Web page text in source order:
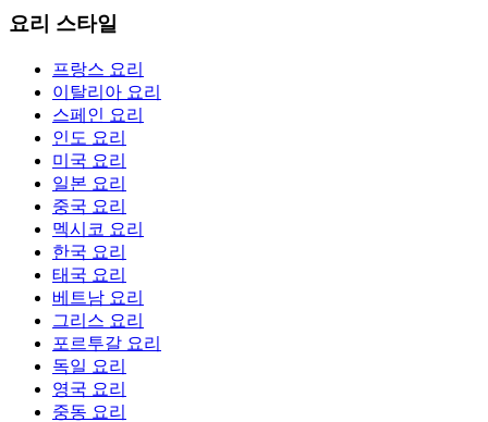
요리 스타일
프랑스 요리
이탈리아 요리
스페인 요리
인도 요리
미국 요리
일본 요리
중국 요리
멕시코 요리
한국 요리
태국 요리
베트남 요리
그리스 요리
포르투갈 요리
독일 요리
영국 요리
중동 요리